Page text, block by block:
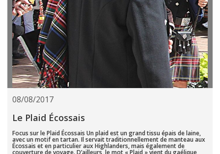
08/08/2017
Le Plaid Écossais
Focus sur le Plaid Écossais Un plaid est un grand tissu épais de laine,
avec un motif en tartan. Il servait traditionnellement de manteau aux
Écossais et en particulier aux Highlanders, mais également de
couverture de voyage. D’ailleurs, le mot « Plaid » vient du gaélique